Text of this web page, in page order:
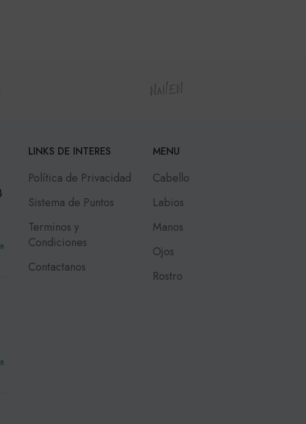
LINKS DE INTERES
Política de Privacidad
Sistema de Puntos
Terminos y
Condiciones
Contactanos
MENU
Cabello
Labios
Manos
Ojos
Rostro